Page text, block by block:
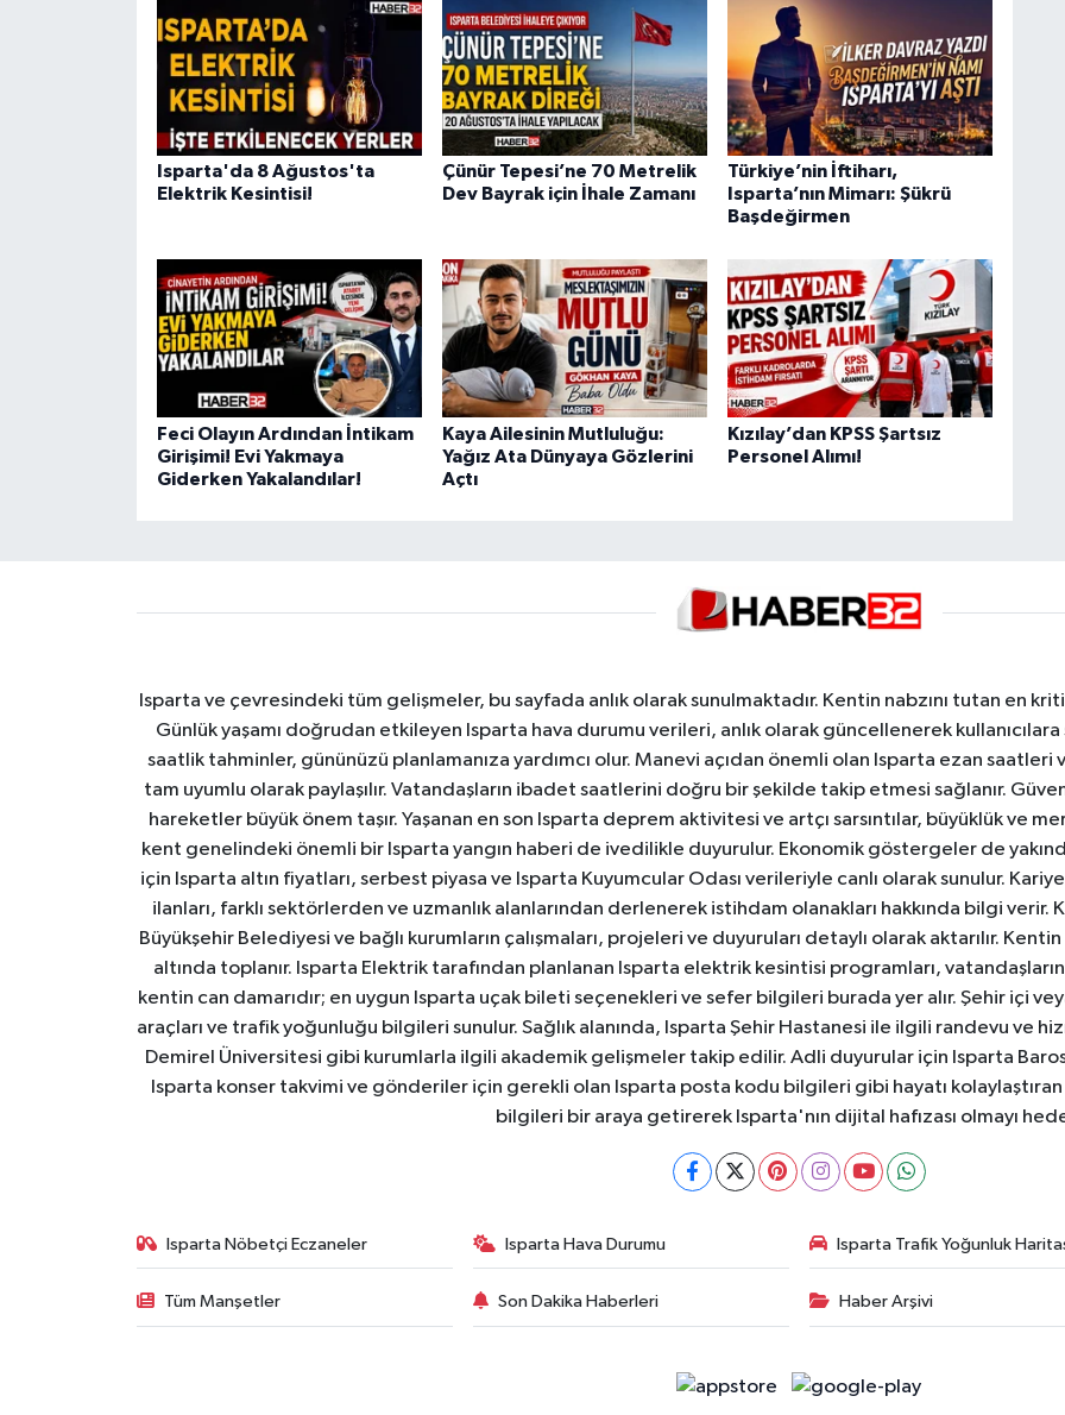
Isparta'da 8 Ağustos'ta
Elektrik Kesintisi!
Çünür Tepesi’ne 70 Metrelik
Dev Bayrak için İhale Zamanı
Türkiye’nin İftiharı,
Isparta’nın Mimarı: Şükrü
Başdeğirmen
Feci Olayın Ardından İntikam
Girişimi! Evi Yakmaya
Giderken Yakalandılar!
Kaya Ailesinin Mutluluğu:
Yağız Ata Dünyaya Gözlerini
Açtı
Kızılay’dan KPSS Şartsız
Personel Alımı!
Isparta ve çevresindeki tüm gelişmeler, bu sayfada anlık olarak sunulmaktadır. Kentin nabzını tutan en
Günlük yaşamı doğrudan etkileyen Isparta hava durumu verileri, anlık olarak güncellenerek
saatlik tahminler, gününüzü planlamanıza yardımcı olur. Manevi açıdan önemli olan Isparta ezan
tam uyumlu olarak paylaşılır. Vatandaşların ibadet saatlerini doğru bir şekilde takip etmesi sağlanır.
hareketler büyük önem taşır. Yaşanan en son Isparta deprem aktivitesi ve artçı sarsıntılar, büyüklük ve
kent genelindeki önemli bir Isparta yangın haberi de ivedilikle duyurulur. Ekonomik göstergeler de
için Isparta altın fiyatları, serbest piyasa ve Isparta Kuyumcular Odası verileriyle canlı olarak sunulur.
ilanları, farklı sektörlerden ve uzmanlık alanlarından derlenerek istihdam olanakları hakkında bilgi verir.
Büyükşehir Belediyesi ve bağlı kurumların çalışmaları, projeleri ve duyuruları detaylı olarak aktarılır.
altında toplanır. Isparta Elektrik tarafından planlanan Isparta elektrik kesintisi programları,
kentin can damarıdır; en uygun Isparta uçak bileti seçenekleri ve sefer bilgileri burada yer alır. Şehir içi
araçları ve trafik yoğunluğu bilgileri sunulur. Sağlık alanında, Isparta Şehir Hastanesi ile ilgili randevu ve
Demirel Üniversitesi gibi kurumlarla ilgili akademik gelişmeler takip edilir. Adli duyurular için Isparta
Isparta konser takvimi ve gönderiler için gerekli olan Isparta posta kodu bilgileri gibi hayatı
bilgileri bir araya getirerek Isparta'nın dijital hafızası olmayı
Isparta Nöbetçi Eczaneler Isparta Hava Durumu Isparta Trafik Yoğunluk
Tüm Manşetler Son Dakika Haberleri Haber Arşivi